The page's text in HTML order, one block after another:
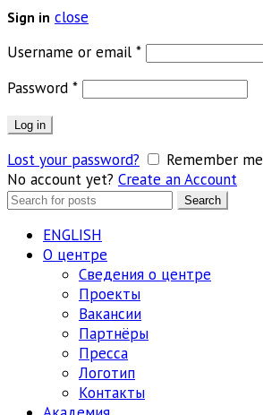
Sign in close
Username or email *Обязательно
Password *Обязательно
Log in
Lost your password?
Remember me
No account yet? Create an Account
Search
Search
ENGLISH
О центре
Сведения о центре
Проекты
Вакансии
Партнёры
Пресса
Логотип
Контакты